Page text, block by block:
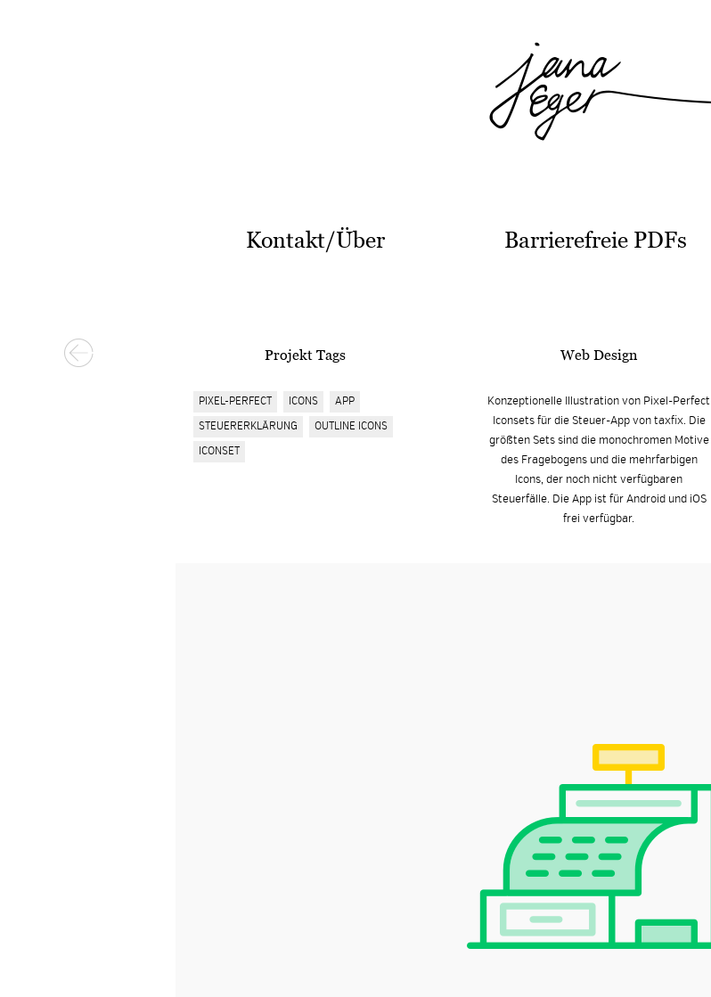
Kontakt/Über Barrierefreie PDFs
Projekt Tags
PIXEL-PERFECT ICONS
APP
STEUERERKLÄRUNG
OUTLINE ICONS
ICONSET
Web Design
Konzeptionelle Illustration von Pixel-Perfect
Iconsets für die Steuer-App von taxfix. Die
größten Sets sind die monochromen Motive
des Fragebogens und die mehrfarbigen
Icons, der noch nicht verfügbaren
Steuerfälle. Die App ist für Android und iOS
frei verfügbar.